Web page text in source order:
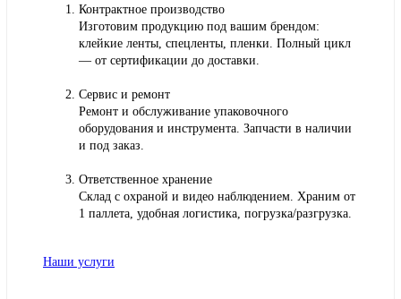
Контрактное производство
Изготовим продукцию под вашим брендом:
клейкие ленты, спецленты, пленки. Полный цикл
— от сертификации до доставки.
Сервис и ремонт
Ремонт и обслуживание упаковочного
оборудования и инструмента. Запчасти в наличии
и под заказ.
Ответственное хранение
Склад с охраной и видео наблюдением. Храним от
1 паллета, удобная логистика, погрузка/разгрузка.
Наши услуги